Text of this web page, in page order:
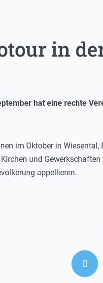
in
hat eine rechte
im Oktober in
und
appellieren.